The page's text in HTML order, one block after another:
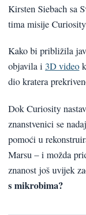
Kirsten Siebach sa
tima misije
Kako bi približila
objavila i 3D video
dio kratera
Dok Curiosity
znanstvenici se
pomoći u
Marsu – i možda
znanost još uvijek
s mikrobima?